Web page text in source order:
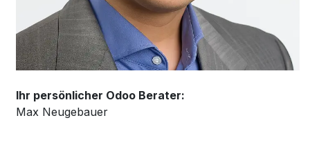
Ihr persönlicher Odoo Berater:
Max Neugebauer